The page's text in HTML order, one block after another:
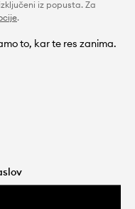
iz popusta. Za
.
to, kar te res zanima.